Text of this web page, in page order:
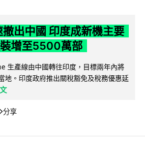
出中國 印度成新機主要
增至5500萬部
生產線由中國轉往印度，目標兩年內將
地。印度政府推出關稅豁免及稅務優惠延
分享